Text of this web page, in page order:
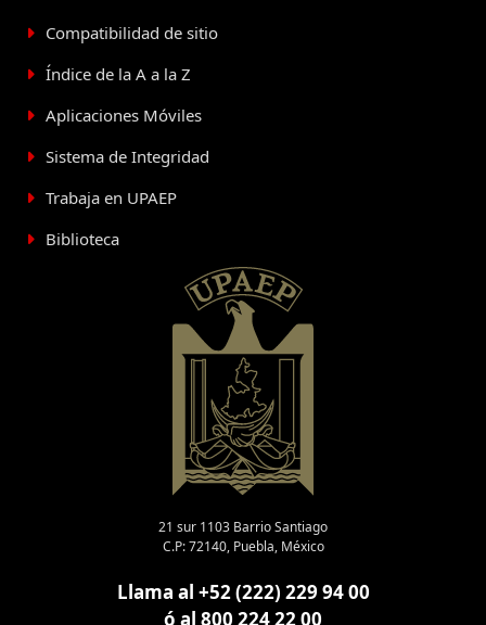
Compatibilidad de sitio
Índice de la A a la Z
Aplicaciones Móviles
Sistema de Integridad
Trabaja en UPAEP
Biblioteca
21 sur 1103 Barrio Santiago
C.P: 72140, Puebla, México
Llama al +52 (222) 229 94 00
ó al 800 224 22 00